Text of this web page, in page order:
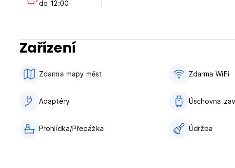
do 12:00
Zařízení
Zdarma mapy měst Zdarma WiFi
Adaptéry Úschovna
Prohlídka/Přepážka Údržba